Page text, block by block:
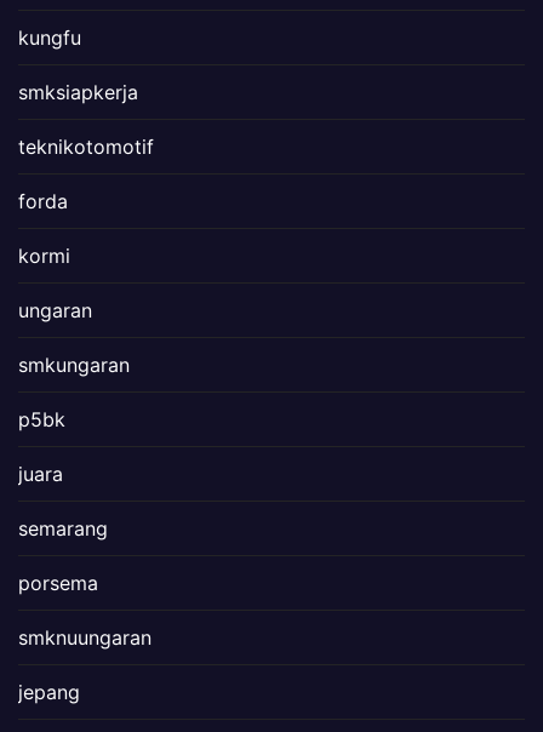
kungfu
smksiapkerja
teknikotomotif
forda
kormi
ungaran
smkungaran
p5bk
juara
semarang
porsema
smknuungaran
jepang